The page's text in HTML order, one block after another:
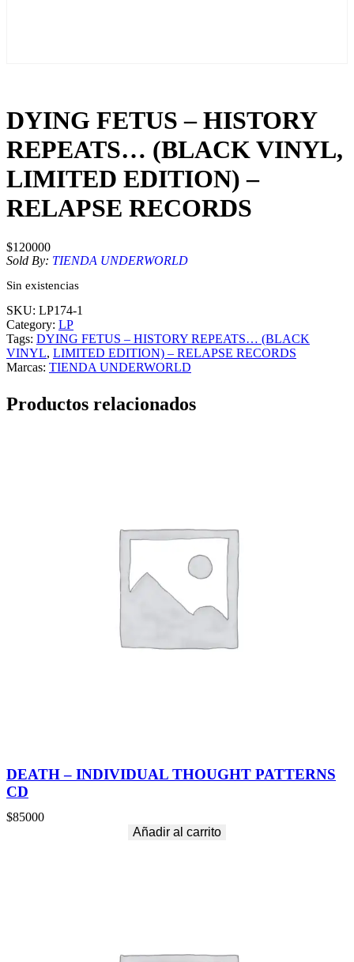
DYING FETUS – HISTORY
REPEATS… (BLACK VINYL,
LIMITED EDITION) –
RELAPSE RECORDS
$120000
Sold By: TIENDA UNDERWORLD
Sin existencias
SKU: LP174-1
Category: LP
Tags: DYING FETUS – HISTORY REPEATS… (BLACK
VINYL, LIMITED EDITION) – RELAPSE RECORDS
Marcas: TIENDA UNDERWORLD
Productos relacionados
DEATH – INDIVIDUAL THOUGHT PATTERNS
CD
$85000
Añadir al carrito